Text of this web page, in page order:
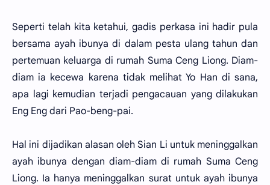
Seperti telah kita ketahui, gadis perkasa ini hadir pula
bersama ayah ibunya di dalam pesta ulang tahun dan
pertemuan keluarga di rumah Suma Ceng Liong. Diam-
diam ia kecewa karena tidak melihat Yo Han di sana,
apa lagi kemudian terjadi pengacauan yang dilakukan
Eng Eng dari Pao-beng-pai.
Hal ini dijadikan alasan oleh Sian Li untuk meninggalkan
ayah ibunya dengan diam-diam di rumah Suma Ceng
Liong. Ia hanya meninggalkan surat untuk ayah ibunya